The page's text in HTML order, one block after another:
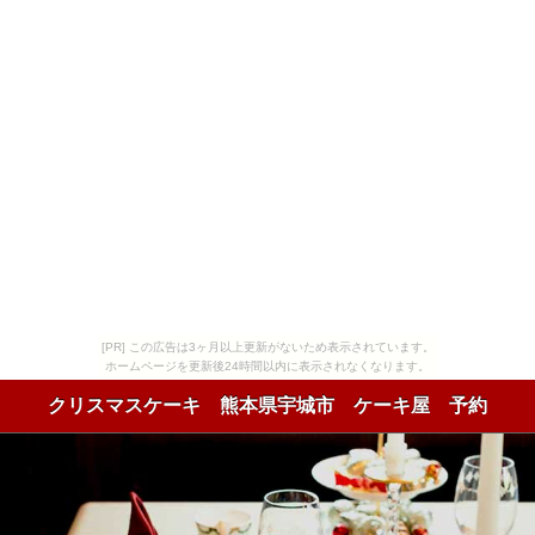
[PR] この広告は3ヶ月以上更新がないため表示されています。
ホームページを更新後24時間以内に表示されなくなります。
クリスマスケーキ 熊本県宇城市 ケーキ屋 予約